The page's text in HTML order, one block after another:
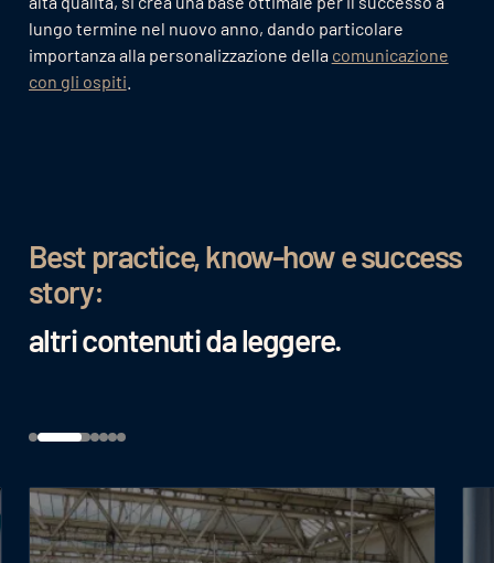
lungo termine nel nuovo anno, dando particolare
importanza alla personalizzazione della comunicazione
con gli ospiti
Best practice, know-how e success
story:
altri contenuti da leggere.